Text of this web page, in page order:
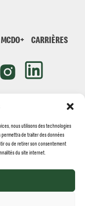
nous utilisons des technologies
de traiter des données
ou de retirer son consentement
du site internet.
CARRIÈRES
2026